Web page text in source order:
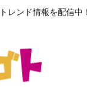
レンド情報を配信中